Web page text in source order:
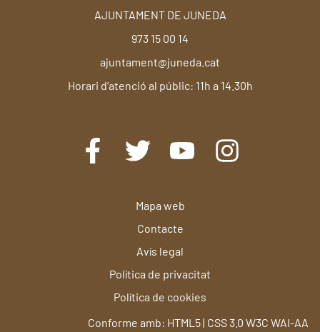
AJUNTAMENT DE JUNEDA
973 15 00 14
ajuntament@juneda.cat
Horari d’atenció al públic: 11h a 14.30h
Mapa web
Contacte
Conforme amb: HTML5 | CSS 3.0 W3C WAI-AA
Avís legal
Política de privacitat
Política de cookies